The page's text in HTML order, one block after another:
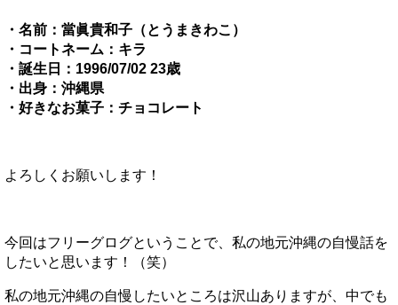
・名前：當眞貴和子（とうまきわこ）
・コートネーム：キラ
・誕生日：1996/07/02 23歳
・出身：沖縄県
・好きなお菓子：チョコレート
よろしくお願いします！
今回はフリーグログということで、私の地元沖縄の自慢話を
したいと思います！（笑）
私の地元沖縄の自慢したいところは沢山ありますが、中でも